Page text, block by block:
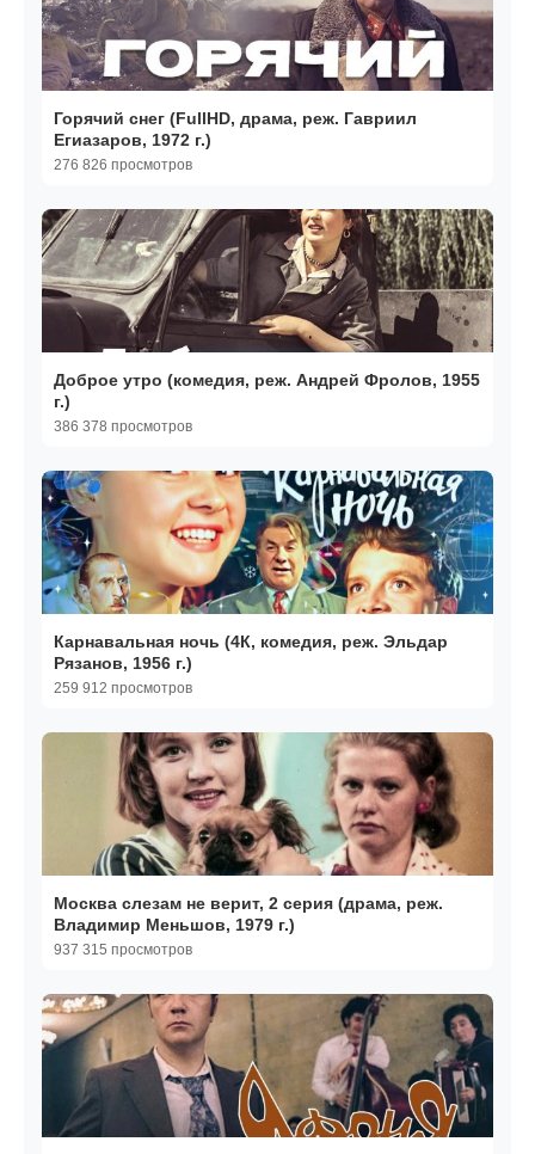
Горячий снег (FullHD, драма, реж. Гавриил
Егиазаров, 1972 г.)
276 826 просмотров
Доброе утро (комедия, реж. Андрей Фролов, 1955
г.)
386 378 просмотров
Карнавальная ночь (4К, комедия, реж. Эльдар
Рязанов, 1956 г.)
259 912 просмотров
Москва слезам не верит, 2 серия (драма, реж.
Владимир Меньшов, 1979 г.)
937 315 просмотров